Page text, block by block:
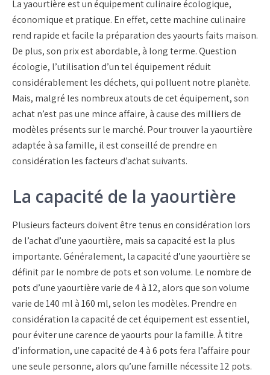
La yaourtière est un équipement culinaire écologique,
économique et pratique. En effet, cette machine culinaire
rend rapide et facile la préparation des yaourts faits maison.
De plus, son prix est abordable, à long terme. Question
écologie, l’utilisation d’un tel équipement réduit
considérablement les déchets, qui polluent notre planète.
Mais, malgré les nombreux atouts de cet équipement, son
achat n’est pas une mince affaire, à cause des milliers de
modèles présents sur le marché. Pour trouver la yaourtière
adaptée à sa famille, il est conseillé de prendre en
considération les facteurs d’achat suivants.
La capacité de la yaourtière
Plusieurs facteurs doivent être tenus en considération lors
de l’achat d’une yaourtière, mais sa capacité est la plus
importante. Généralement, la capacité d’une yaourtière se
définit par le nombre de pots et son volume. Le nombre de
pots d’une yaourtière varie de 4 à 12, alors que son volume
varie de 140 ml à 160 ml, selon les modèles. Prendre en
considération la capacité de cet équipement est essentiel,
pour éviter une carence de yaourts pour la famille. À titre
d’information, une capacité de 4 à 6 pots fera l’affaire pour
une seule personne, alors qu’une famille nécessite 12 pots.